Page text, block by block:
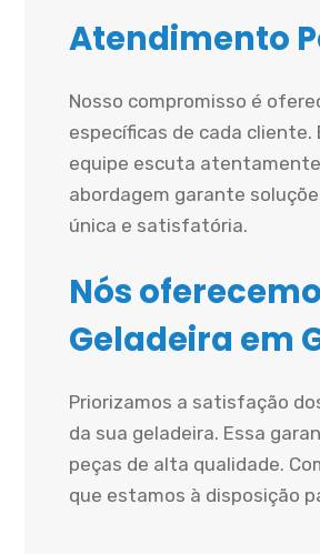
Atendimento
Nosso compromisso é
específicas de cada
equipe escuta
abordagem garante
única e satisfatória.
Nós
Geladeira em
Priorizamos a satisfação
da sua geladeira. Essa
peças de alta qualidade.
que estamos à disposição